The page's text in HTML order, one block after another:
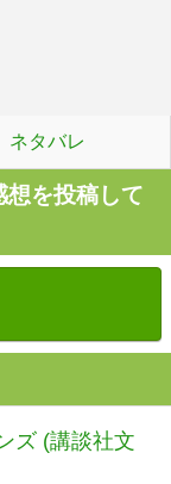
ネタバレ
想を投稿して
ズ (講談社文